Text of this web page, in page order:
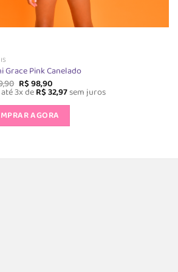
Grace Pink Canelado
O
preço
original
era:
R$ 229,90.
R$98,90O
preço
atual
é:
R$ 98,90.
3x deR$32,97sem juros
AGORA
variantes.